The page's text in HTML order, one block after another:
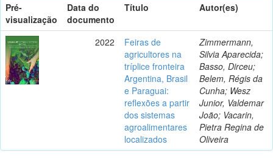
Pré-
visualização
Data do
documento
Título Autor(es)
2022
Feiras de
agricultores na
tríplice fronteira
Argentina, Brasil
e Paraguai:
reflexões a partir
dos sistemas
agroalimentares
localizados
Zimmermann,
Silvia Aparecida;
Basso, Dirceu;
Belem, Régis da
Cunha; Wesz
Junior, Valdemar
João; Vacarin,
Pietra Regina de
Oliveira